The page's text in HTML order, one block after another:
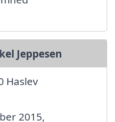
Jeppesen
Haslev
2015,